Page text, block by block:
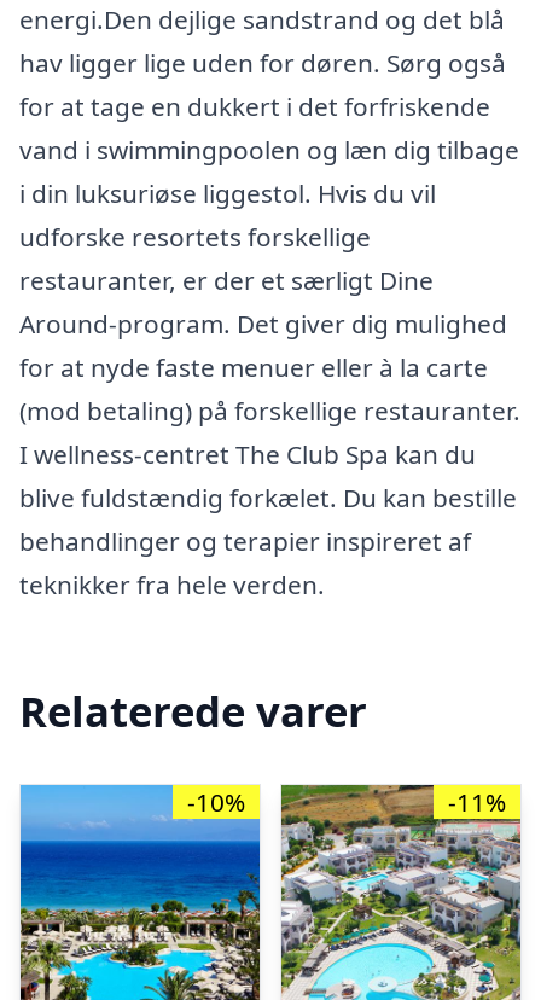
energi.Den dejlige sandstrand og det blå
hav ligger lige uden for døren. Sørg også
for at tage en dukkert i det forfriskende
vand i swimmingpoolen og læn dig tilbage
i din luksuriøse liggestol. Hvis du vil
udforske resortets forskellige
restauranter, er der et særligt Dine
Around-program. Det giver dig mulighed
for at nyde faste menuer eller à la carte
(mod betaling) på forskellige restauranter.
I wellness-centret The Club Spa kan du
blive fuldstændig forkælet. Du kan bestille
behandlinger og terapier inspireret af
teknikker fra hele verden.
Relaterede varer
-10% -11%